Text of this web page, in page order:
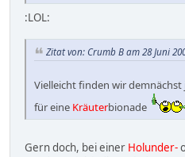
:LOL:
Zitat von: Crumb B am 28 Juni
Vielleicht finden wir
für eine Kräuterbionade
Gern doch, bei einer Holunder-